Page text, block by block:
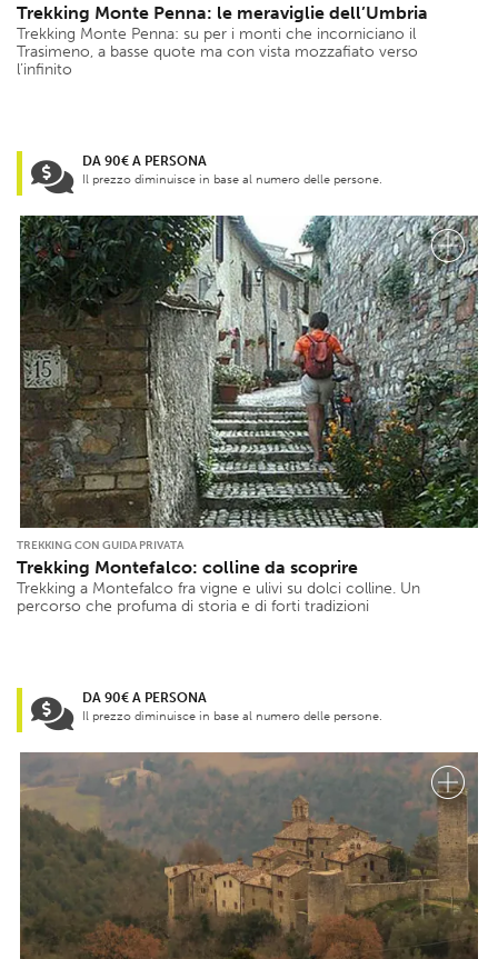
Trekking Monte Penna: le meraviglie dell’Umbria
Trekking Monte Penna: su per i monti che incorniciano il
Trasimeno, a basse quote ma con vista mozzafiato verso
l’infinito
DA 90€ A PERSONA
Il prezzo diminuisce in base al numero delle persone.
TREKKING CON GUIDA PRIVATA
Trekking Montefalco: colline da scoprire
Trekking a Montefalco fra vigne e ulivi su dolci colline. Un
percorso che profuma di storia e di forti tradizioni
DA 90€ A PERSONA
Il prezzo diminuisce in base al numero delle persone.